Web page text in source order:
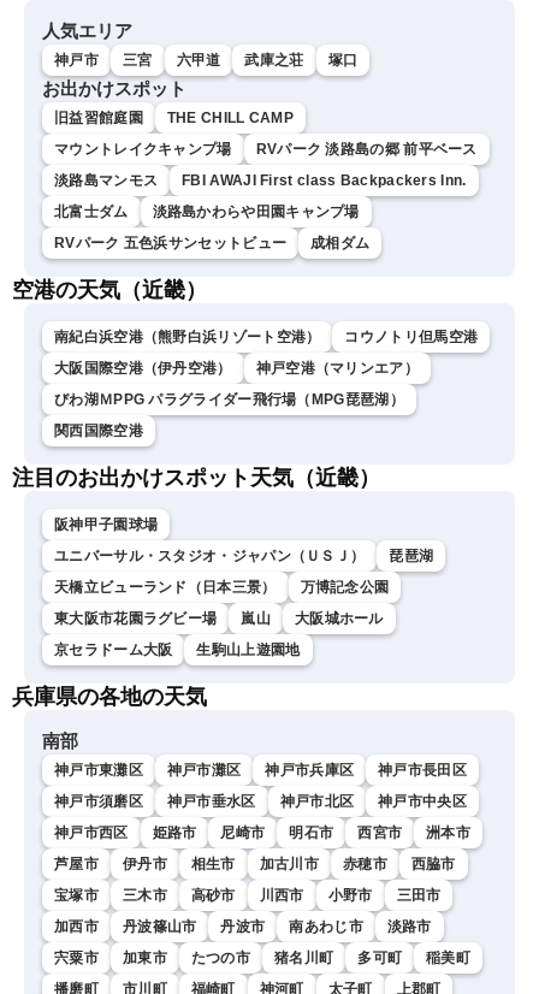
人気エリア
神戸市 三宮 六甲道 武庫之荘 塚口
お出かけスポット
旧益習館庭園
THE CHILL CAMP
マウントレイクキャンプ場
RVパーク 淡路島の郷 前平ベース
淡路島マンモス
FBI AWAJI First class Backpackers Inn.
北富士ダム
淡路島かわらや田園キャンプ場
RVパーク 五色浜サンセットビュー
成相ダム
空港の天気（近畿）
南紀白浜空港（熊野白浜リゾート空港）
コウノトリ但馬空港
大阪国際空港（伊丹空港）
神戸空港（マリンエア）
びわ湖ＭPPG パラグライダー飛行場（MPG琵琶湖）
関西国際空港
注目のお出かけスポット天気（近畿）
阪神甲子園球場
ユニバーサル・スタジオ・ジャパン（ＵＳＪ）
琵琶湖
天橋立ビューランド（日本三景）
万博記念公園
東大阪市花園ラグビー場
嵐山
大阪城ホール
京セラドーム大阪
生駒山上遊園地
兵庫県の各地の天気
南部
神戸市東灘区 神戸市灘区 神戸市兵庫区
神戸市長田区
神戸市須磨区
神戸市垂水区 神戸市北区
神戸市中央区
神戸市西区
姫路市 尼崎市 明石市 西宮市
洲本市
芦屋市
伊丹市 相生市 加古川市 赤穂市
西脇市
宝塚市
三木市 高砂市 川西市 小野市
三田市
加西市
丹波篠山市 丹波市 南あわじ市
淡路市
宍粟市
加東市 たつの市 猪名川町 多可町
稲美町
播磨町
市川町 福崎町 神河町 太子町 上郡町